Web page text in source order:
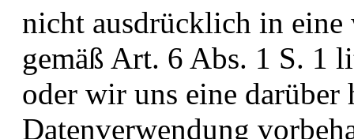
nicht ausdrücklich in
gemäß Art. 6 Abs. 1 S. 1
oder wir uns eine darüber
Datenverwendung